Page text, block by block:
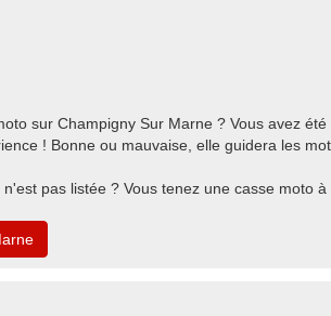
sur Champigny Sur Marne ? Vous avez
! Bonne ou mauvaise, elle guidera les
pas listée ? Vous tenez une casse moto